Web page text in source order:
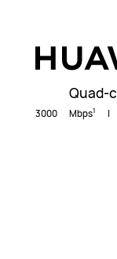
Quad-
3000 Mbps1 |